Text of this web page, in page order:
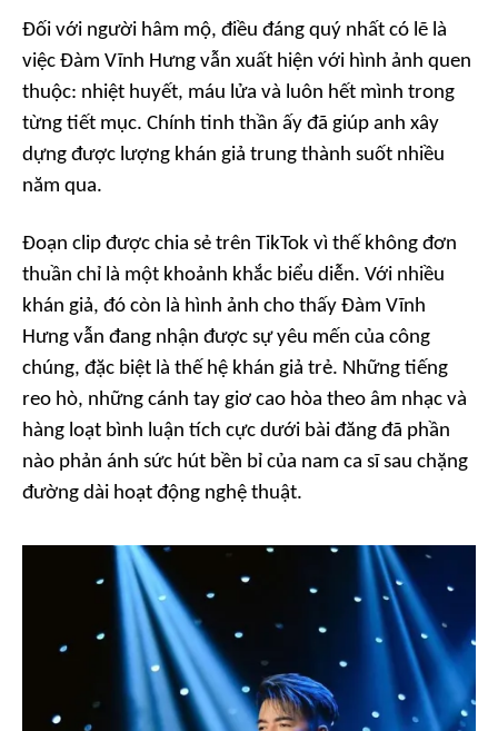
Đối với người hâm mộ, điều đáng quý nhất có lẽ là
việc Đàm Vĩnh Hưng vẫn xuất hiện với hình ảnh quen
thuộc: nhiệt huyết, máu lửa và luôn hết mình trong
từng tiết mục. Chính tinh thần ấy đã giúp anh xây
dựng được lượng khán giả trung thành suốt nhiều
năm qua.
Đoạn clip được chia sẻ trên TikTok vì thế không đơn
thuần chỉ là một khoảnh khắc biểu diễn. Với nhiều
khán giả, đó còn là hình ảnh cho thấy Đàm Vĩnh
Hưng vẫn đang nhận được sự yêu mến của công
chúng, đặc biệt là thế hệ khán giả trẻ. Những tiếng
reo hò, những cánh tay giơ cao hòa theo âm nhạc và
hàng loạt bình luận tích cực dưới bài đăng đã phần
nào phản ánh sức hút bền bỉ của nam ca sĩ sau chặng
đường dài hoạt động nghệ thuật.